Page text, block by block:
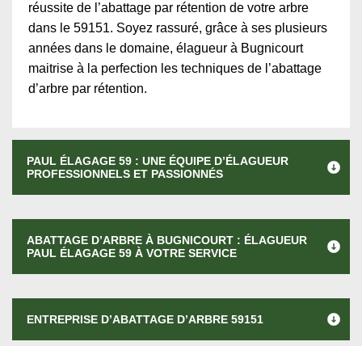
réussite de l’abattage par rétention de votre arbre
dans le 59151. Soyez rassuré, grâce à ses plusieurs
années dans le domaine, élagueur à Bugnicourt
maitrise à la perfection les techniques de l’abattage
d’arbre par rétention.
PAUL ÉLAGAGE 59 : UNE ÉQUIPE D’ÉLAGUEUR
PROFESSIONNELS ET PASSIONNÉS
ABATTAGE D’ARBRE À BUGNICOURT : ÉLAGUEUR
PAUL ÉLAGAGE 59 À VOTRE SERVICE
ENTREPRISE D’ABATTAGE D’ARBRE 59151